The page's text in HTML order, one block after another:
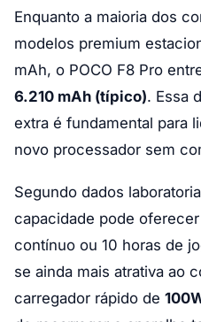
Enquanto a maioria dos
modelos premium
mAh, o POCO F8 Pro
6.210 mAh (típico). Essa
extra é fundamental para
novo processador sem
Segundo dados
capacidade pode
contínuo ou 10 horas de
se ainda mais atrativa ao
carregador rápido de